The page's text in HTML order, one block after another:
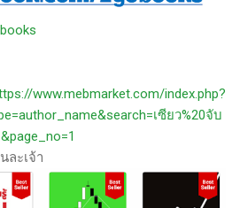
www.mebmarket.com/index.php?
เซียว%20จับ
ละเจ้า